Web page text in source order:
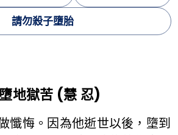
請勿殺子墮胎
地獄苦 (慧 忍)
懺悔。因為他逝世以後，墮到